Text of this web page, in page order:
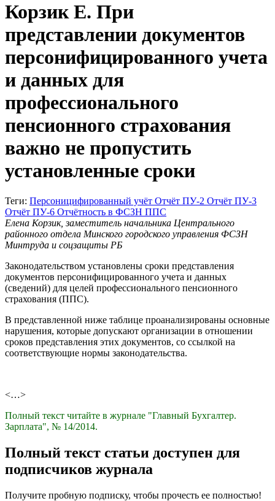
Корзик Е. При
представлении документов
персонифицированного учета
и данных для
профессионального
пенсионного страхования
важно не пропустить
установленные сроки
Теги: Персоницифированный учёт Отчёт ПУ-2 Отчёт ПУ-3
Отчёт ПУ-6 Отчётность в ФСЗН ППС
Елена Корзик, заместитель начальника Центрального
районного отдела Минского городского управления ФСЗН
Минтруда и соцзащиты РБ
Законодательством установлены сроки представления
документов персонифицированного учета и данных
(сведений) для целей профессионального пенсионного
страхования (ППС).
В представленной ниже таблице проанализированы основные
нарушения, которые допускают организации в отношении
сроков представления этих документов, со ссылкой на
соответствующие нормы законодательства.
<…>
Полный текст читайте в журнале "Главный Бухгалтер.
Зарплата", № 14/2014.
Полный текст статьи доступен для
подписчиков журнала
Получите пробную подписку, чтобы прочесть ее полностью!